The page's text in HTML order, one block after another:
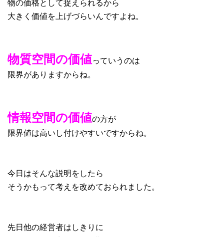
物の価格として捉えられるから
大きく価値を上げづらいんですよね。
物質空間の価値っていうのは
限界がありますからね。
情報空間の価値の方が
限界値は高いし付けやすいですからね。
今日はそんな説明をしたら
そうかもって考えを改めておられました。
先日他の経営者はしきりに